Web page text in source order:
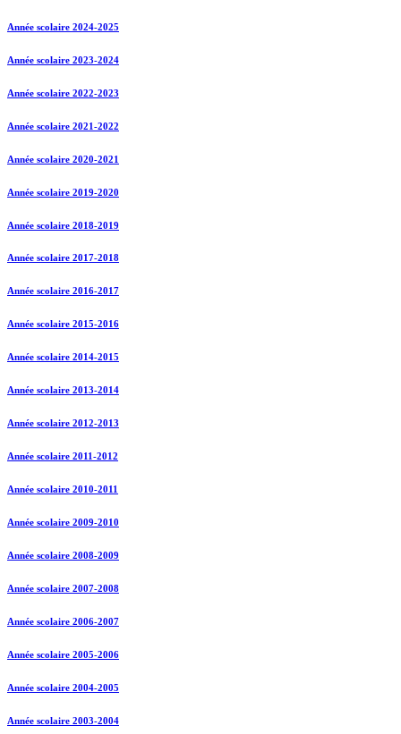
Année scolaire 2024-2025
Année scolaire 2023-2024
Année scolaire 2022-2023
Année scolaire 2021-2022
Année scolaire 2020-2021
Année scolaire 2019-2020
Année scolaire 2018-2019
Année scolaire 2017-2018
Année scolaire 2016-2017
Année scolaire 2015-2016
Année scolaire 2014-2015
Année scolaire 2013-2014
Année scolaire 2012-2013
Année scolaire 2011-2012
Année scolaire 2010-2011
Année scolaire 2009-2010
Année scolaire 2008-2009
Année scolaire 2007-2008
Année scolaire 2006-2007
Année scolaire 2005-2006
Année scolaire 2004-2005
Année scolaire 2003-2004